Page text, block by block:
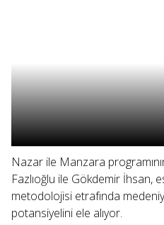
Nazar ile Manzara
Fazlıoğlu ile Gökdemir İhsan,
metodolojisi etrafında
potansiyelini ele alıyor.